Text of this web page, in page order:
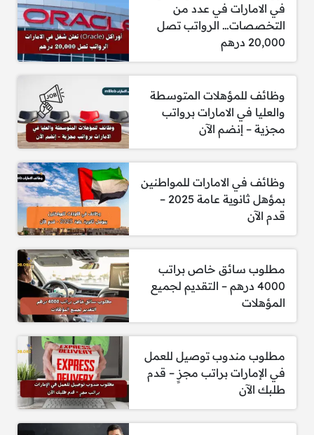
في الامارات في عدد من
التخصصات… الرواتب تصل
20,000 درهم
وظائف للمؤهلات المتوسطة
والعليا في الامارات برواتب
مجزية – إنضم الآن
وظائف في الامارات للمواطنين
بمؤهل ثانوية عامة 2025 –
قدم الآن
مطلوب سائق خاص براتب
4000 درهم – التقديم لجميع
المؤهلات
مطلوب مندوب توصيل للعمل
في الإمارات براتب مجزٍ – قدم
طلبك الآن